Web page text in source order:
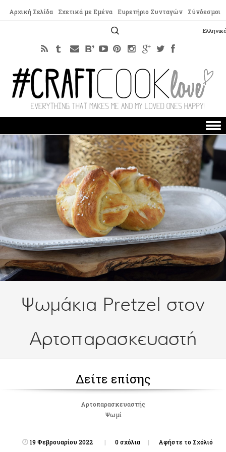
Αρχική Σελίδα Σχετικά με Εμένα Ευρετήριο Συνταγών Σύνδεσμοι
Αναζήτηση
Skip to content
Ψωμάκια Pretzel στον
Αρτοπαρασκευαστή
Δείτε επίσης
Αρτοπαρασκευαστής
Ψωμί
19 Φεβρουαρίου 2022 0 σχόλια
Αφήστε το Σχόλιό